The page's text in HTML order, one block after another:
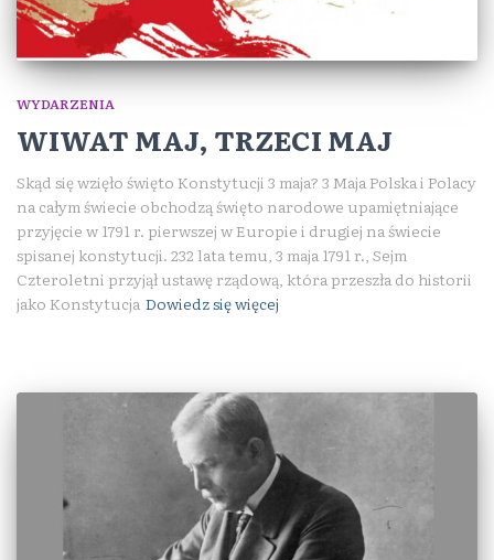
WYDARZENIA
WIWAT MAJ, TRZECI MAJ
Skąd się wzięło święto Konstytucji 3 maja? 3 Maja Polska i Polacy
na całym świecie obchodzą święto narodowe upamiętniające
przyjęcie w 1791 r. pierwszej w Europie i drugiej na świecie
spisanej konstytucji. 232 lata temu, 3 maja 1791 r., Sejm
Czteroletni przyjął ustawę rządową, która przeszła do historii
jako Konstytucja Dowiedz się więcej